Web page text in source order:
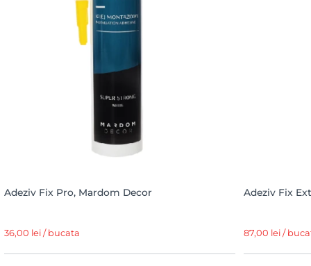
Adeziv Fix Pro, Mardom Decor
36,00 lei / bucata
Adeziv Fix
87,00 lei /